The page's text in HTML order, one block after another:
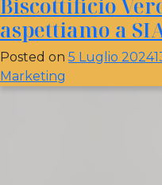
Mese:Luglio
Biscottificio
aspettiamo a
Posted on 5 Luglio 2024
Marketing